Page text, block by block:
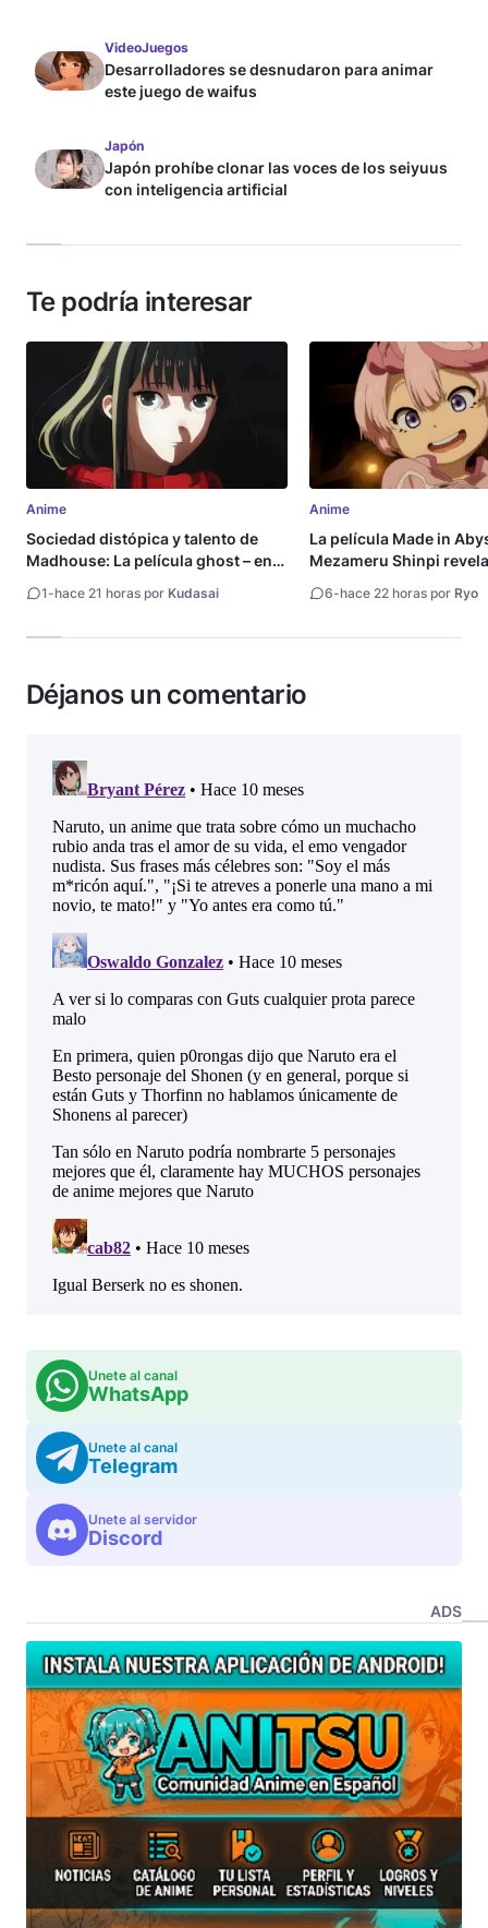
VideoJuegos
Desarrolladores se desnudaron para animar
este juego de waifus
Japón
Japón prohíbe clonar las voces de los seiyuus
con inteligencia artificial
Te podría interesar
Anime
Sociedad distópica y talento de
Madhouse: La película ghost – end
1-hace 21 horas por Kudasai
Anime
La película Made in
Mezameru Shinpi
6-hace 22 horas por Ryo
Déjanos un comentario
Unete al canal
WhatsApp
Unete al canal
Telegram
Unete al servidor
Discord
ADS